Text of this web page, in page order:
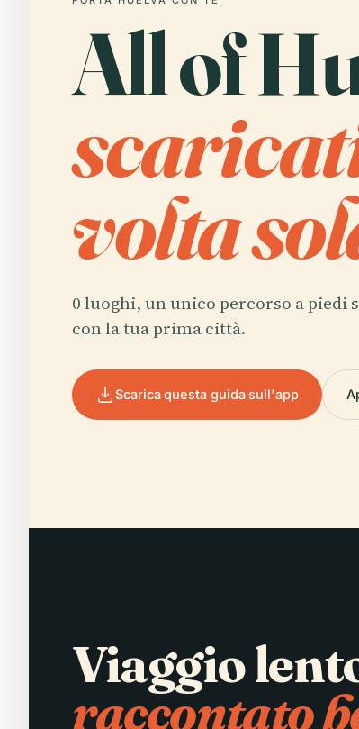
All of
volta
0 luoghi, un unico percorso a piedi
con la tua prima città.
Scarica questa guida sull'app
Viaggio
raccontato